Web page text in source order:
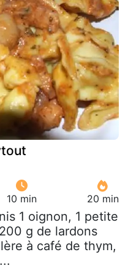
10 min 20 min
1 oignon, 1 petite
g de lardons
à café de thym,